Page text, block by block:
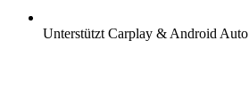
Unterstützt Carplay & Android Auto